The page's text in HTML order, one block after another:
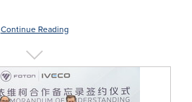
Continue Reading